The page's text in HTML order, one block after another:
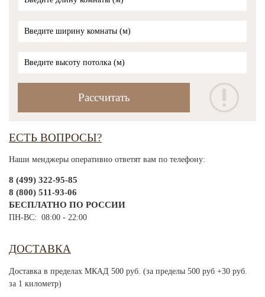
ЕСТЬ ВОПРОСЫ?
Наши менджеры оперативно ответят вам по телефону:
8 (499) 322-95-85
8 (800) 511-93-06
БЕСПЛАТНО ПО РОССИИ
ПН-ВС: 08:00 - 22:00
ДОСТАВКА
Доставка в пределах МКАД 500 руб. (за пределы 500 руб +30 руб.
за 1 километр)